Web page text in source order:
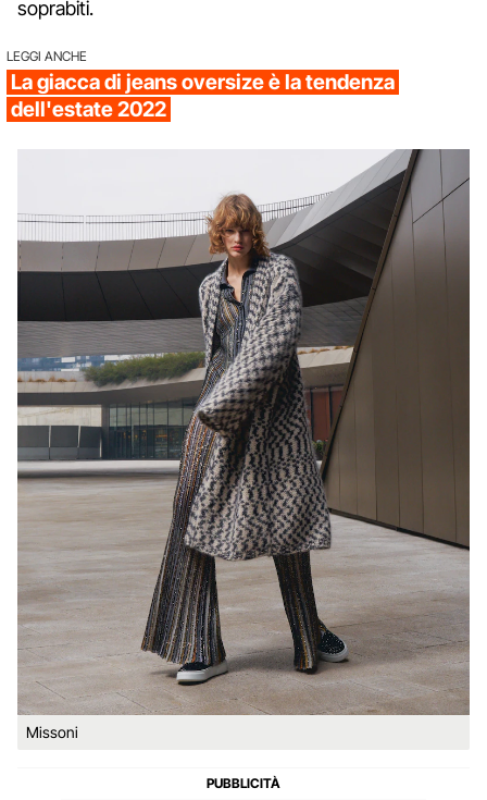
soprabiti.
LEGGI ANCHE
La giacca di jeans oversize è la tendenza
dell'estate 2022
Missoni